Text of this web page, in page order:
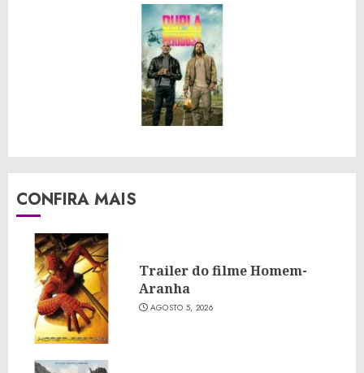
CONFIRA MAIS
Trailer do filme Homem-
Aranha
AGOSTO 5, 2026